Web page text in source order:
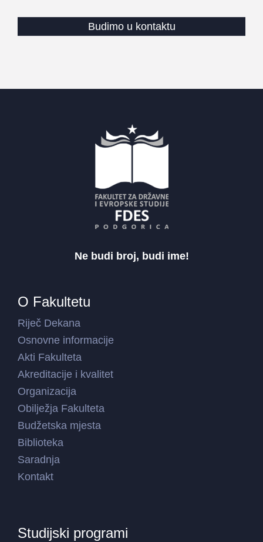
Budimo u kontaktu
Ne budi broj, budi ime!
O Fakultetu
Riječ Dekana
Osnovne informacije
Akti Fakulteta
Akreditacije i kvalitet
Organizacija
Obilježja Fakulteta
Budžetska mjesta
Biblioteka
Saradnja
Kontakt
Studijski programi